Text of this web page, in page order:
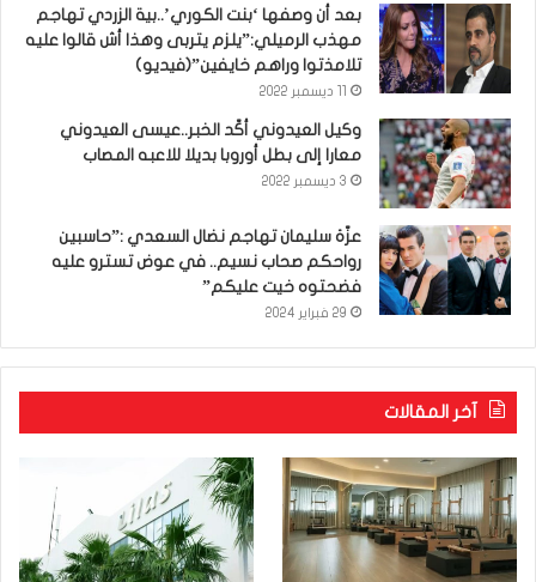
بعد أن وصفها ‘بنت الكوري’..بية الزردي تهاجم
مهذب الرميلي:”يلزم يتربى وهذا أش قالوا عليه
تلامذتوا وراهم خايفين”(فيديو)
وكيل العيدوني أكّد الخبر..عيسى العيدوني
معارا إلى بطل أوروبا بديلا للاعبه المصاب
3 ديسمبر 2022
عزّة سليمان تهاجم نضال السعدي :”حاسبين
رواحكم صحاب نسيم.. في عوض تسترو عليه
فضحتوه خيت عليكم”
29 فبراير 2024
آخر المقالات